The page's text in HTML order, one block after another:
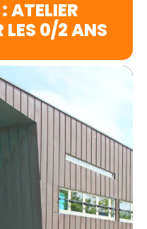
ATELIER
LES 0/2 ANS